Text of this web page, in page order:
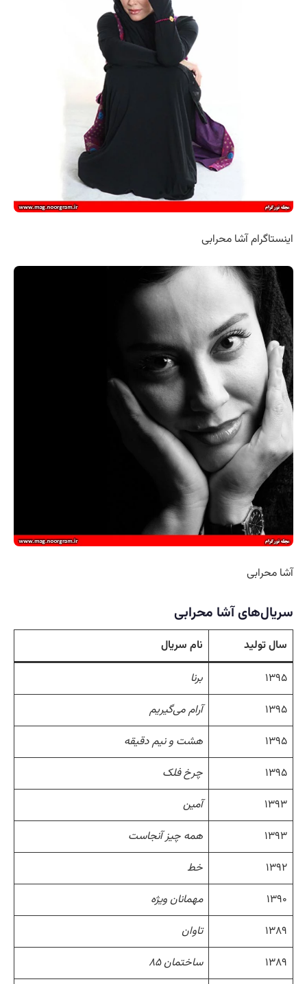
اینستاگرام آشا محرابی
آشا محرابی
سریال‌های آشا محرابی
سال تولید
نام سریال
۱۳۹۵
برنا
۱۳۹۵
آرام می‌گیریم
۱۳۹۵
هشت و نیم دقیقه
۱۳۹۵
چرخ فلک
۱۳۹۳
آمین
۱۳۹۳
همه چیز آنجاست
۱۳۹۲
خط
۱۳۹۰
مهمانان ویژه
۱۳۸۹
تاوان
۱۳۸۹
ساختمان ۸۵